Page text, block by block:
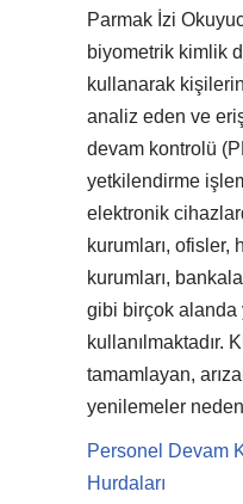
Parmak İzi
biyometrik kimlik
kullanarak
analiz eden ve
devam kontrolü
yetkilendirme
elektronik
kurumları, ofisler,
kurumları,
gibi birçok alanda
kullanılmaktadır.
tamamlayan,
yenilemeler
Personel Devam
Hurdaları